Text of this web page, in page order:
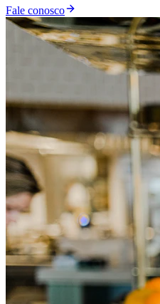
Fale conosco